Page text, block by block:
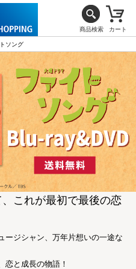
商品検索 カート
ソング
これが最初で最後の恋
ージシャン、万年片想いの一途な
恋と成長の物語！